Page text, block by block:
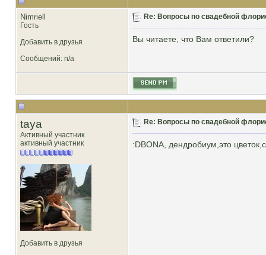
Nimriell
Гость
Добавить в друзья
Сообщений: n/a
Re: Вопросы по свадебной
Вы читаете, что Вам ответили?
taya
Активный участник
активный участник
Добавить в друзья
Re: Вопросы по свадебной
:DBONА, дендробиум,это